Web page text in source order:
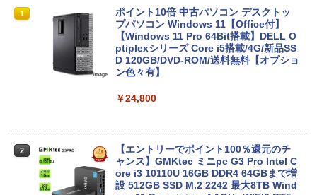
Anker Soundcore P31i ブラック
￥5,990
ンク
￥-
BRUCE WAYNE feat. Flo Milli, ATL Jacob
[Explicit]
￥250
by Amazon 天然水 ラベルレス 500ml ×24本
富士山の天然水 バナジウム含有 水 ミネラル
ウォーター ペットボトル 静岡県産 500ミリリ
by Amazon 炭酸水 ラベルレス 500ml ×24本
強炭酸水 ペットボトル 500ミリリットル (Sm
art Basic)
異世界居酒屋「のぶ」(22) (角川コミックス・
エース)
クスDIGITAL)
￥594
1
【期間限定★新品無線マウス付】中古ノ
ートパソコン Windows11 Office2019搭
載 15.6型 テンキー付き Celeron 第8世代
Core i3 Core i5 メモリ4GB/16GB SSD1
28GB～1TB Webカメラ DVD 無線LAN
店長おまかせPC 初期設定済 送料無料
往復送料込！パソコンレンタルハイスペ
ックモデルCore i7/16G/SSD/カメラ付き
（4週間延長）【Office2024セット】イ
1
ポイント10倍 中古パソコン デスクトッ
プパソコン Windows 11【Office付】
【Windows 11 Pro 64Bit搭載】DELL O
ptiplexシリーズ Core i5搭載/4G/新品SS
D 120GB/DVD-ROM/送料無料【オプショ
ン色々有】
￥24,800
2
【エントリーでポイント100％還元のチ
ャンス】GMKtec ミニpc G3 Pro Intel C
ore i3 10110U 16GB DDR4 64GBまで増
設 512GB SSD M.2 2242 最大8TB Wind